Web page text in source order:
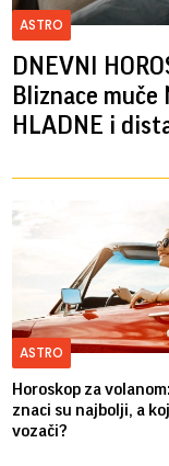
ASTRO
DNEVNI
Bliznace muče
HLADNE i
ASTRO
Horoskop za
znaci su najbolji, a
vozači?